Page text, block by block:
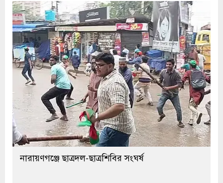
নারায়ণগঞ্জে ছাত্রদল-ছাত্রশিবির সংঘর্ষ